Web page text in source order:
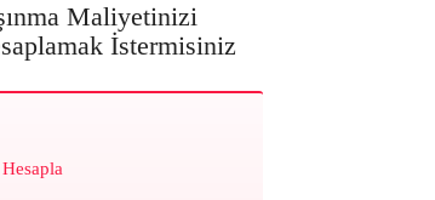
Maliyetinizi
İstermisiniz
Hesapla